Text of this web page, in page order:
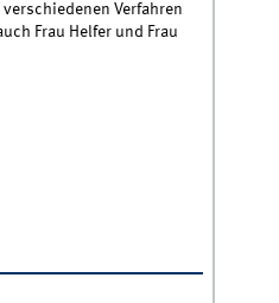
Verfahren
Frau Helfer und Frau